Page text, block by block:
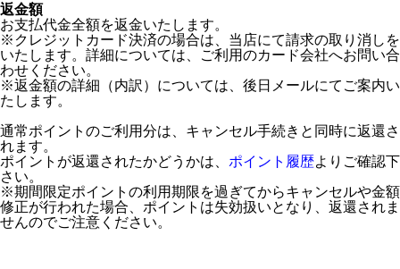
返金額
お支払代金全額を返金いたします。
※クレジットカード決済の場合は、当店にて請求の取り消しを
いたします。詳細については、ご利用のカード会社へお問い合
わせください。
※返金額の詳細（内訳）については、後日メールにてご案内い
たします。
通常ポイントのご利用分は、キャンセル手続きと同時に返還さ
れます。
ポイントが返還されたかどうかは、 ポイント履歴よりご確認下
さい。
※期間限定ポイントの利用期限を過ぎてからキャンセルや金額
修正が行われた場合、ポイントは失効扱いとなり、返還されま
せんのでご注意ください。